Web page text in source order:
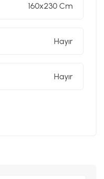
160x230 Cm
Hayır
Hayır